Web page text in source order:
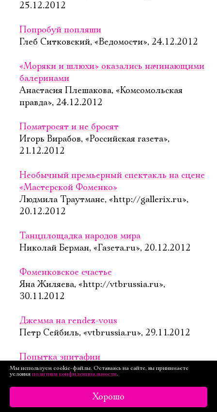
25.12.2012
Попробуй попляши
Глеб Ситковский, «Ведомости», 24.12.2012
«Моряки и шлюхи» оказались начинающими
балеринами
Анастасия Плешакова, «Комсомольская
правда», 24.12.2012
Поматросят и не бросят
Игорь Вирабов, «Российская газета»,
21.12.2012
Необычный премьерный спектакль на сцене
«Мастерской Фоменко»
Людмила Траутмане, «http://gallerix.ru»,
20.12.2012
Танцплощадка народов мира
Николай Берман, «Газета.ru», 20.12.2012
Фоменковское счастье
Яна Жиляева, «http://vtbrussia.ru»,
30.11.2012
Джемма на rendez-vous
Петр Сейбиль, «vtbrussia.ru», 29.11.2012
Попытка эпитафии
Ксения Ларина, «Новое время (The New
Синеет за чертой страницы
Мы используем cookie-файлы. Оставаясь на сайте, вы принимаете
условия политики конфиденциальности.
Хорошо